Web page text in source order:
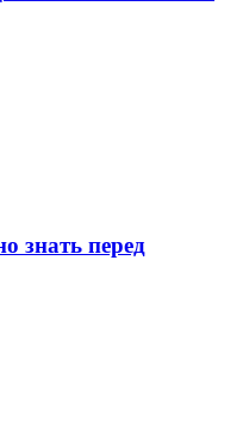
знать перед